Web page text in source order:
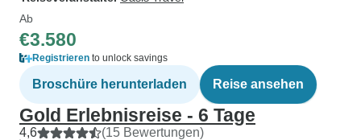
Ab
€3.580
Registrieren to unlock savings
Broschüre herunterladen Reise ansehen
Gold Erlebnisreise - 6 Tage
4,6 (15 Bewertungen)